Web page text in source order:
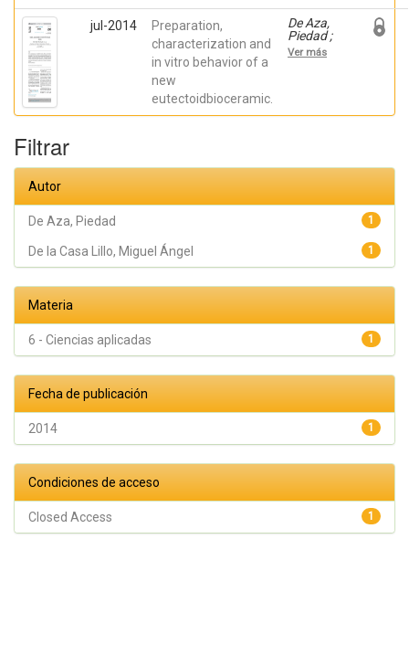
jul-2014
Preparation,
characterization and
in vitro behavior of a
new
eutectoidbioceramic.
De Aza,
Piedad ;
De la
Casa
Mazón
Ver más
Filtrar
Autor
1
De Aza, Piedad
1
De la Casa Lillo, Miguel Ángel
Materia
1
6 - Ciencias aplicadas
Fecha de publicación
1
2014
Condiciones de acceso
1
Closed Access